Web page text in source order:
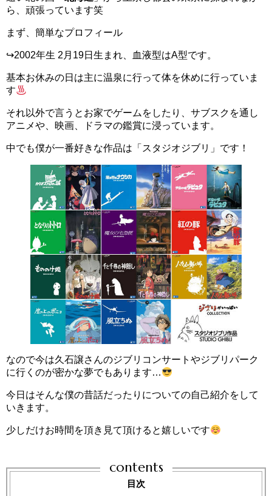
ら、頑張っています笑
まず、簡単なプロフィール
↪︎2002年生 2月19日生まれ、血液型はA型です。
基本お休みの日は主に温泉に行って体を休めに行っていま
す
それ以外で言うとお家でゲームをしたり、サブスクを通し
アニメや、映画、ドラマの鑑賞に浸っています。
中でも僕が一番好きな作品は「スタジオジブリ」です！
なので今は久石譲さんのジブリコンサートやジブリパーク
に行くのが密かな夢でもあります…
今日はそんな僕の昔話だったりについての自己紹介をして
いきます。
少しだけお時間を頂き見て頂けると嬉しいです
contents
目次